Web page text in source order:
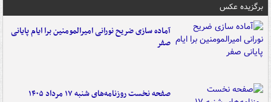
برگزیده عکس
آماده سازی ضریح نورانی امیرالمومنین برا ایام پایانی
صفر
صفحه نخست روزنامه‌های شنبه ۱۷ مرداد ۱۴۰۵